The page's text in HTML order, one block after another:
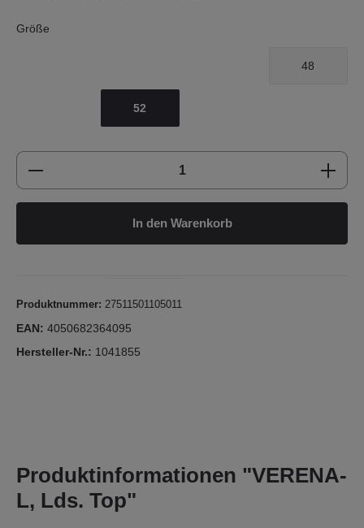
Größe
48
52
Produkt Anzahl: Gib den gewünschten
In den Warenkorb
Produktnummer: 27511501105011
EAN: 4050682364095
Hersteller-Nr.: 1041855
Produktinformationen "VERENA-
L, Lds. Top"